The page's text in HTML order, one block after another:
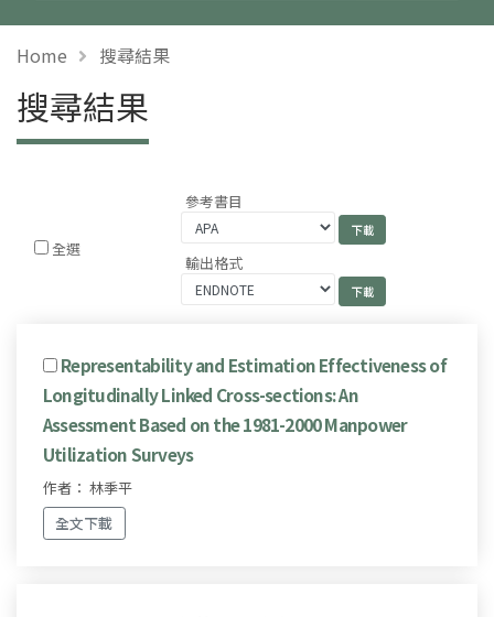
Home 搜尋結果
搜尋結果
全選
參考書目
輸出格式
Representability and Estimation Effectiveness of
Longitudinally Linked Cross-sections: An
Assessment Based on the 1981-2000 Manpower
Utilization Surveys
作者： 林季平
全文下載